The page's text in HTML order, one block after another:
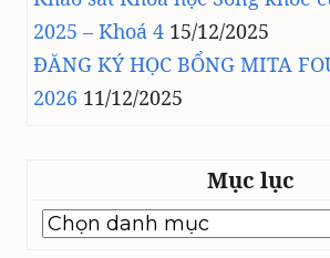
2025 – Khoá 4 15/12/2025
ĐĂNG KÝ HỌC BỔNG MITA
2026 11/12/2025
Mục lục
Mục
lục